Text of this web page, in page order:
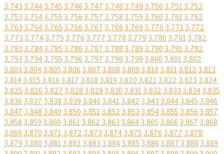
3,743 3,7443,745 3,746 3,747 3,748 3,749 3,750 3,7513,752
3,753 3,7543,755 3,756 3,757 3,758 3,759 3,760 3,7613,762
3,763 3,7643,765 3,766 3,767 3,768 3,769 3,770 3,7713,772
3,773 3,7743,775 3,776 3,777 3,778 3,779 3,780 3,7813,782
3,783 3,7843,785 3,786 3,787 3,788 3,789 3,790 3,7913,792
3,793 3,7943,795 3,796 3,797 3,798 3,799 3,800 3,8013,802
3,803 3,8043,805 3,806 3,807 3,808 3,809 3,810 3,8113,812 3,813
3,8143,815 3,816 3,817 3,818 3,819 3,820 3,8213,822 3,823 3,824
3,825 3,826 3,827 3,828 3,829 3,830 3,8313,832 3,833 3,8343,835
3,836 3,837 3,838 3,839 3,840 3,8413,842 3,843 3,8443,845 3,846
3,847 3,848 3,849 3,850 3,8513,852 3,853 3,8543,855 3,856 3,857
3,858 3,859 3,860 3,8613,862 3,863 3,8643,865 3,866 3,867 3,868
3,869 3,870 3,8713,872 3,873 3,8743,875 3,876 3,877 3,878
3,879 3,880 3,8813,882 3,883 3,8843,885 3,886 3,887 3,888 3,889